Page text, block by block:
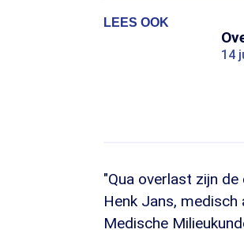
LEES OOK
14
"Qua overlast zijn
Henk Jans,
Medische